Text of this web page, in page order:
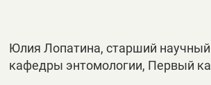
Юлия Лопатина, старший научный
кафедры энтомологии, Первый